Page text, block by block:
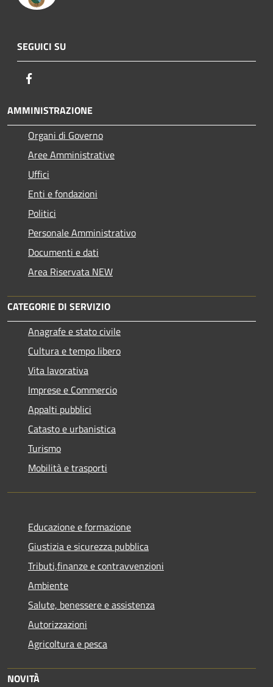
SEGUICI SU
AMMINISTRAZIONE
Organi di Governo
Aree Amministrative
Uffici
Enti e fondazioni
Politici
Personale Amministrativo
Documenti e dati
Area Riservata NEW
CATEGORIE DI SERVIZIO
Anagrafe e stato civile
Cultura e tempo libero
Vita lavorativa
Imprese e Commercio
Appalti pubblici
Catasto e urbanistica
Turismo
Mobilità e trasporti
Educazione e formazione
Giustizia e sicurezza pubblica
Tributi,finanze e contravvenzioni
Ambiente
Salute, benessere e assistenza
Autorizzazioni
Agricoltura e pesca
NOVITÀ